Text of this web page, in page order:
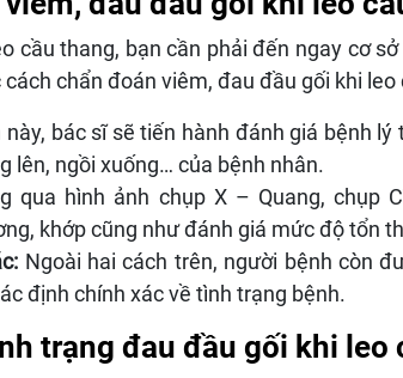
cầu thang, bạn cần phải đến ngay cơ
chẩn đoán viêm, đau đầu gối khi
này, bác sĩ sẽ tiến hành đánh giá bệnh
lên, ngồi xuống… của bệnh nhân.
qua hình ảnh chụp X – Quang, chụp
khớp cũng như đánh giá mức độ tổn
Ngoài hai cách trên, người bệnh còn
định chính xác về tình trạng bệnh.
trạng đau đầu gối khi leo